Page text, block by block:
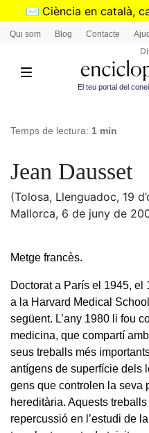
✉️ Ciència en català,
➜Subscriu-te al
Qui som Blog Contacte
El teu portal del
Temps de lectura: 1 min
Jean Dausset
(Tolosa, Llenguadoc, 19
Mallorca, 6 de juny de
Metge francès.
Doctorat a París el 1945, el
a la Harvard Medical
següent. L’any 1980 li fou
medicina, que compartí
seus treballs més
antígens de superfície dels
gens que controlen la seva
hereditària. Aquests
repercussió en l’estudi de